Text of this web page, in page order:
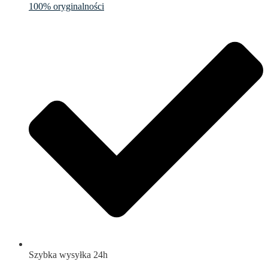
100% oryginalności
Szybka wysyłka 24h